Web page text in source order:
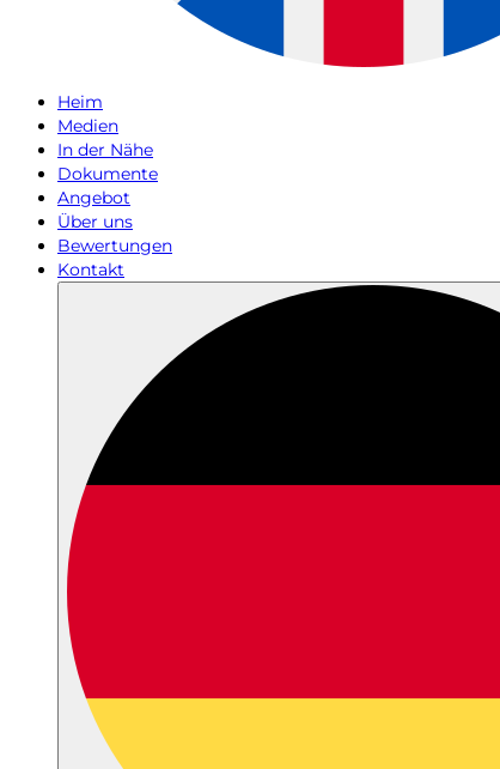
Heim
Medien
In der Nähe
Dokumente
Angebot
Über uns
Bewertungen
Kontakt